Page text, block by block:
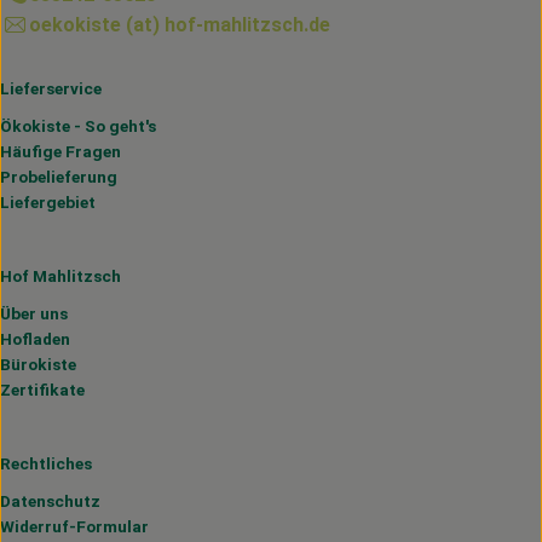
oekokiste (at) hof-mahlitzsch.de
Lieferservice
Ökokiste - So geht's
Häufige Fragen
Probelieferung
Liefergebiet
Hof Mahlitzsch
Über uns
Hofladen
Bürokiste
Zertifikate
Rechtliches
Datenschutz
Widerruf-Formular